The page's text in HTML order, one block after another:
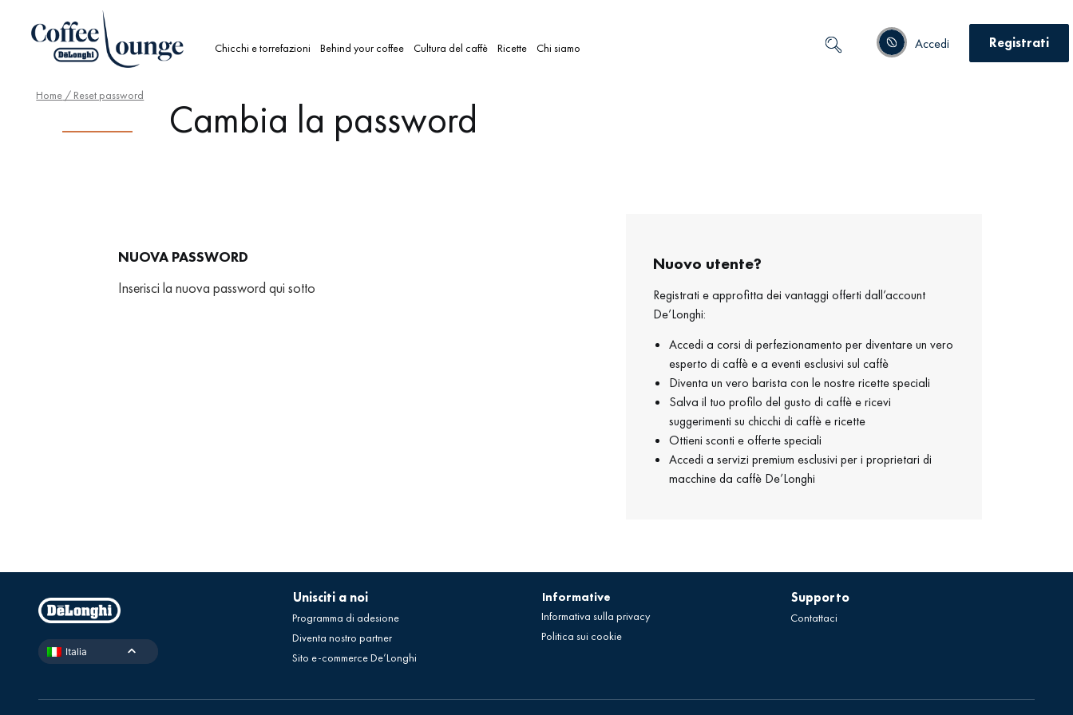
Chicchi e torrefazioni Behind your coffee Cultura del caffè Ricette Chi siamo Accedi Registrati
Home / Reset password Cambia la password
NUOVA PASSWORD
Inserisci la nuova password qui sotto
Nuovo utente?
Registrati e approfitta dei vantaggi offerti dall’account
De’Longhi:
Accedi a corsi di perfezionamento per diventare un vero
esperto di caffè e a eventi esclusivi sul caffè
Diventa un vero barista con le nostre ricette speciali
Salva il tuo profilo del gusto di caffè e ricevi
suggerimenti su chicchi di caffè e ricette
Ottieni sconti e offerte speciali
Accedi a servizi premium esclusivi per i proprietari di
macchine da caffè De’Longhi
Italia
Unisciti a noi
Programma di adesione
Diventa nostro partner
Sito e-commerce De’Longhi
Informative
Informativa sulla privacy
Politica sui cookie
Supporto
Contattaci